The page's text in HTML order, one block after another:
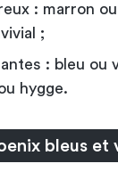
: marron
;
: bleu ou
hygge.
bleus et